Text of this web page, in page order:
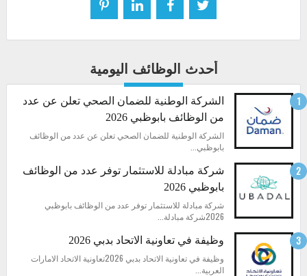
أحدث الوظائف اليومية
الشركة الوطنية للضمان الصحي تعلن عن عدد
من الوظائف بابوظبي 2026
الشركة الوطنية للضمان الصحي تعلن عن عدد من الوظائف
بابوظبي...
شركة مبادلة للاستثمار توفر عدد من الوظائف
بابوظبي 2026
شركة مبادلة للاستثمار توفر عدد من الوظائف بابوظبي
2026شركة مبادلة...
وظيفة في تعاونية الاتحاد بدبي 2026
وظيفة في تعاونية الاتحاد بدبي 2026تعاونية الاتحاد الامارات
العربية...